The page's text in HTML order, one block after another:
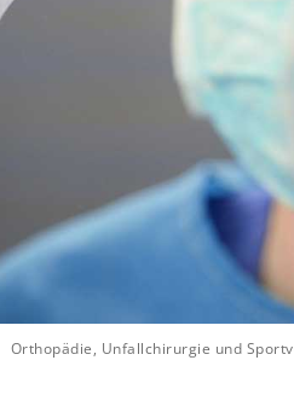
Orthopädie, Unfallchirurgie und